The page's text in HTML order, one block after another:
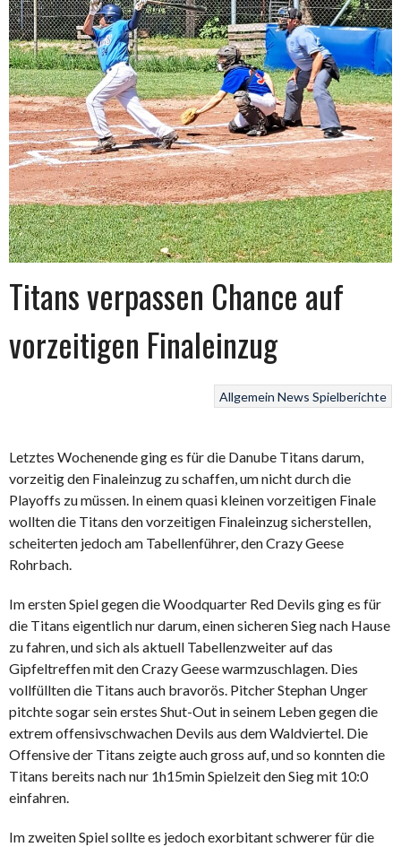
Titans verpassen Chance auf
vorzeitigen Finaleinzug
Allgemein News Spielberichte
Letztes Wochenende ging es für die Danube Titans darum,
vorzeitig den Finaleinzug zu schaffen, um nicht durch die
Playoffs zu müssen. In einem quasi kleinen vorzeitigen Finale
wollten die Titans den vorzeitigen Finaleinzug sicherstellen,
scheiterten jedoch am Tabellenführer, den Crazy Geese
Rohrbach.
Im ersten Spiel gegen die Woodquarter Red Devils ging es für
die Titans eigentlich nur darum, einen sicheren Sieg nach Hause
zu fahren, und sich als aktuell Tabellenzweiter auf das
Gipfeltreffen mit den Crazy Geese warmzuschlagen. Dies
vollfüllten die Titans auch bravorös. Pitcher Stephan Unger
pitchte sogar sein erstes Shut-Out in seinem Leben gegen die
extrem offensivschwachen Devils aus dem Waldviertel. Die
Offensive der Titans zeigte auch gross auf, und so konnten die
Titans bereits nach nur 1h15min Spielzeit den Sieg mit 10:0
einfahren.
Im zweiten Spiel sollte es jedoch exorbitant schwerer für die